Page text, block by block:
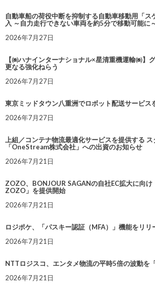
自動車船の荷役中断を抑制する自動車移動用「ス
入 ～自力走行できない車両を約5分で移動可能に
2026年7月27日
【㈱ハナインターナショナル×星清重機運輸㈱】
更なる強化ねらう
2026年7月27日
東京ミッドタウン八重洲でロボット配送サービス
2026年7月27日
上組／コンテナ物流最適化サービスを提供する
「OneStream株式会社」への出資のお知らせ
2026年7月21日
ZOZO、BONJOUR SAGANの自社EC拡大に向
ZOZO」を提供開始
2026年7月21日
ロジポケ、「パスキー認証（MFA）」機能をリリ
2026年7月21日
NTTロジスコ、エンタメ物流の平時5倍の波動を
2026年7月21日